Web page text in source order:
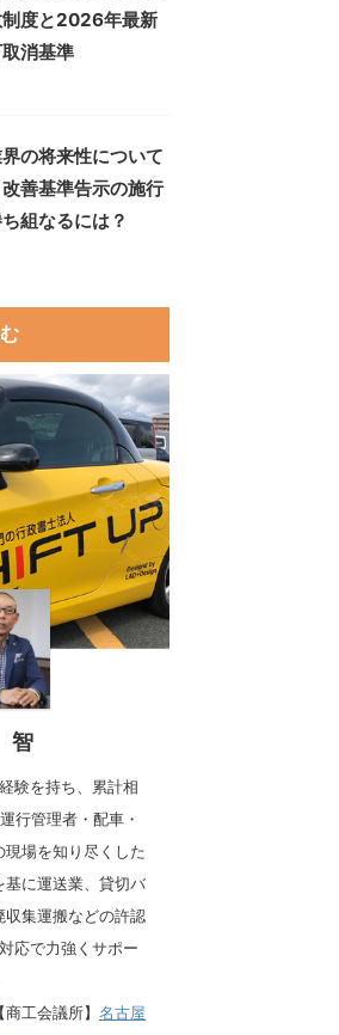
制度と2026年最新
消基準
の将来性について
善基準告示の施行
組なるには？
智
験を持ち、累計相
行管理者・配車・
場を知り尽くした
基に運送業、貸切バ
収集運搬などの許認
応で力強くサポー
【商工会議所】 名古屋